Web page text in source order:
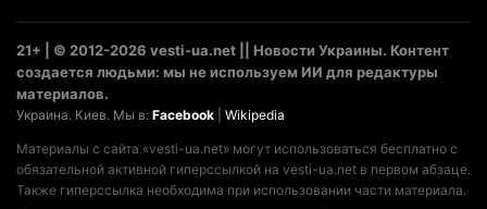
21+ | © 2012-2026 vesti-ua.net || Новости Украины. Контент
создается людьми: мы не используем ИИ для редактуры
материалов.
Украина. Киев. Мы в: Facebook Wikipedia
Материалы с сайта «vesti-ua.net» могут использоваться бесплатно с
обязательной активной гиперссылкой на vesti-ua.net в первом абзаце.
Также гиперссылка необходима при использовании части материала.